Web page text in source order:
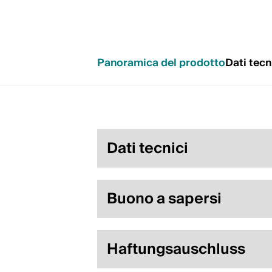
Panoramica del prodottoDati
Dati tecnici
Buono a sapersi
Haftungsauschluss